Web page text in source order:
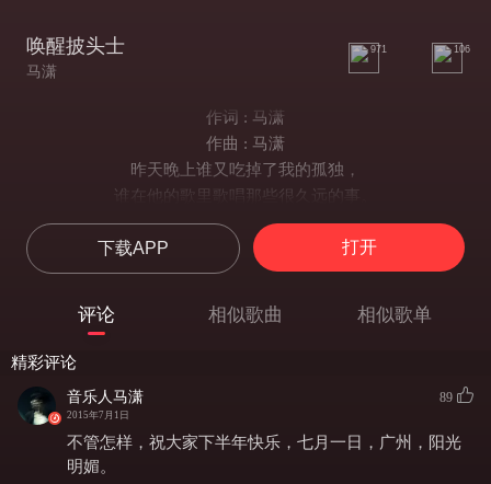
唤醒披头士
马潇
971 106
作词 : 马潇
作曲 : 马潇
昨天晚上谁又吃掉了我的孤独，
谁在他的歌里歌唱那些很久远的事。
很久远的事，很久远的事。
很久远的事，很久远的事。
昨天晚上谁又梦到了我的姑娘，
亲吻谁的脸庞，亲吻谁的脸庞。
让他唱一首关于爱情的歌谣。
唤醒那披头士，唤醒那披头士。
下载APP 打开
评论 相似歌曲 相似歌单
精彩评论
音乐人马潇
2015年7月1日
89
不管怎样，祝大家下半年快乐，七月一日，广州，阳光
明媚。